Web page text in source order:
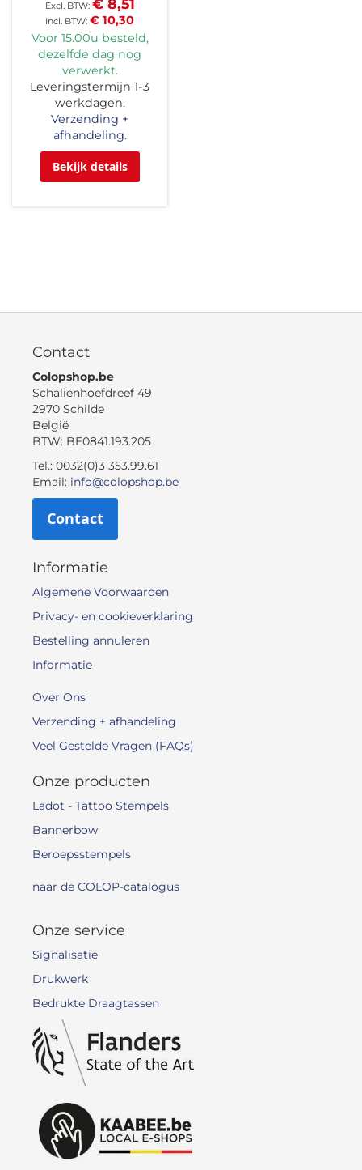
€ 10,30
€ 8,51
Voor 15.00u besteld,
dezelfde dag nog
verwerkt.
Leveringstermijn 1-3
werkdagen.
Verzending +
afhandeling.
Bekijk details
Contact
Colopshop.be
Schaliënhoefdreef 49
2970 Schilde
België
BTW: BE0841.193.205
Tel.: 0032(0)3 353.99.61
Email: info@colopshop.be
Contact
Informatie
Algemene Voorwaarden
Privacy- en cookieverklaring
Bestelling annuleren
Informatie
Over Ons
Verzending + afhandeling
Veel Gestelde Vragen (FAQs)
Onze producten
Ladot - Tattoo Stempels
Bannerbow
Beroepsstempels
naar de COLOP-catalogus
Onze service
Signalisatie
Drukwerk
Bedrukte Draagtassen